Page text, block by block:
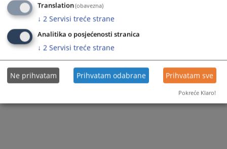
Translation(obavezna)
↓ 2 Servisi treće strane
Analitika o posjećenosti stranica
↓ 2 Servisi treće strane
Ne prihvatam Prihvatam odabrane Prihvatam sve
Pokreće Klaro!